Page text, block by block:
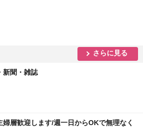
さらに見る
新聞・雑誌
層歓迎します/週一日からOKで無理なく